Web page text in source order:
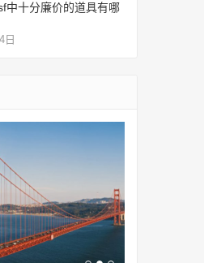
中十分廉价的道具有哪
日